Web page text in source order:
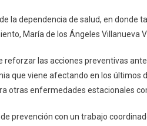
Ante
El
la dependencia de salud, en donde
María de los Ángeles Villanueva
reforzar las acciones preventivas
que viene afectando en los últimos
otras enfermedades estacionales
prevención con un trabajo